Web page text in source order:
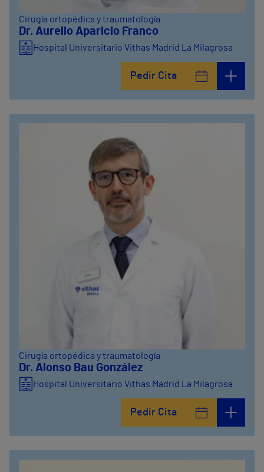
Cirugía ortopédica y traumatología
Dr. Aurelio Aparicio Franco
Hospital Universitario Vithas Madrid La Milagrosa
Pedir Cita
Cirugía ortopédica y traumatología
Dr. Alonso Bau González
Hospital Universitario Vithas Madrid La Milagrosa
Pedir Cita